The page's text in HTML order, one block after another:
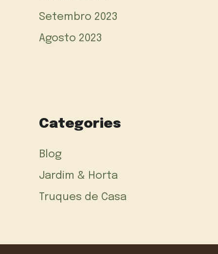
Setembro 2023
Agosto 2023
Categories
Blog
Jardim & Horta
Truques de Casa